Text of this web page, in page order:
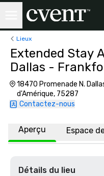
Lieux
Extended Stay
Dallas -
18470 Promenade N.
d'Amérique, 75287
Contactez-nous
Aperçu Espace
Détails du lieu